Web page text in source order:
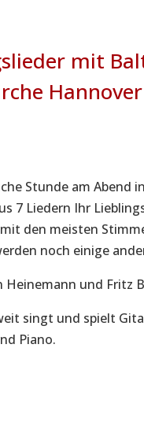
mit
Hannover
Stunde am Abend
7 Liedern Ihr
mit den meisten
noch einige
Heinemann und Fritz
singt und spielt
Piano.